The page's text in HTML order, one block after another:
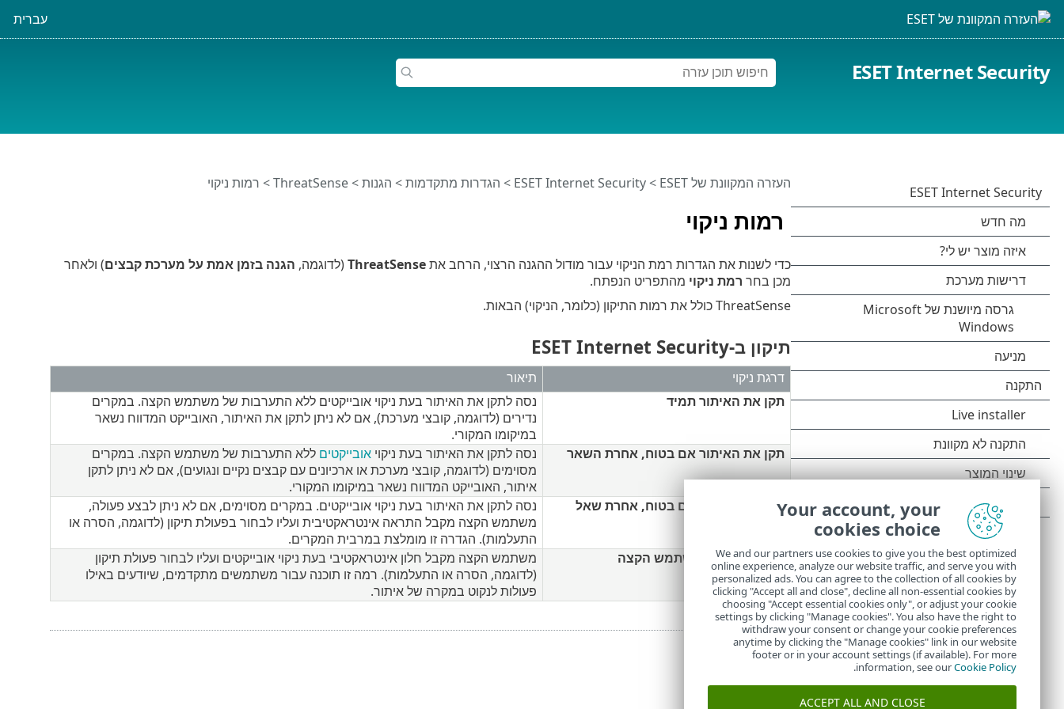
עברית
ESET Internet Security
רמות ניקוי
העזרה המקוונת של ESET >
ESET Internet Security
> הגדרות מתקדמות> הגנות>
ThreatSense> רמות ניקוי
כדי לשנות את הגדרות רמת הניקוי עבור מודול ההגנה הרצוי, הרחב אתThreatSense(לדוגמה, הגנה בזמן אמת על מערכת קבצים) ולאחר
מכן בחר רמת ניקוי מהתפריט הנפתח.
ThreatSense כולל את רמות התיקון (כלומר, הניקוי) הבאות.
תיקון ב-ESET Internet Security
דרגת ניקוי
תיאור
תקן את האיתור תמיד
נסה לתקן את האיתור בעת ניקוי אובייקטים ללא התערבות של משתמש הקצה. במקרים
נדירים (לדוגמה, קובצי מערכת), אם לא ניתן לתקן את האיתור, האובייקט המדווח נשאר
במיקומו המקורי.
תקן את האיתור אם בטוח, אחרת השאר
נסה לתקן את האיתור בעת ניקוי אובייקטים ללא התערבות של משתמש הקצה. במקרים
מסוימים (לדוגמה, קובצי מערכת או ארכיונים עם קבצים נקיים ונגועים), אם לא ניתן לתקן
איתור, האובייקט המדווח נשאר במיקומו המקורי.
תקן את האיתור אם בטוח, אחרת שאל
נסה לתקן את האיתור בעת ניקוי אובייקטים. במקרים מסוימים, אם לא ניתן לבצע פעולה,
משתמש הקצה מקבל התראה אינטראקטיבית ועליו לבחור בפעולת תיקון (לדוגמה, הסרה או
התעלמות). הגדרה זו מומלצת במרבית המקרים.
שאל תמיד את משתמש הקצה
משתמש הקצה מקבל חלון אינטראקטיבי בעת ניקוי אובייקטים ועליו לבחור פעולת תיקון
(לדוגמה, הסרה או התעלמות). רמה זו תוכנה עבור משתמשים מתקדמים, שיודעים באילו
פעולות לנקוט במקרה של איתור.
Your account, your
cookies choice
We and our partners use cookies to give you the best optimized
online experience, analyze our website traffic, and serve you with
personalized ads. You can agree to the collection of all cookies by
clicking "Accept all and close", decline all non-essential cookies by
choosing "Accept essential cookies only", or adjust your cookie
settings by clicking "Manage cookies". You also have the right to
withdraw your consent or change your cookie preferences
anytime by clicking the "Manage cookies" link in our website
footer or in your account settings (if available). For more
information, see ourCookie Policy
.
ACCEPT ALL AND CLOSE